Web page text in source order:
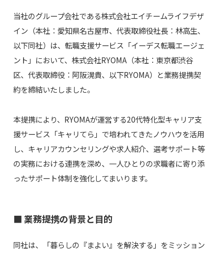
当社のグループ会社である株式会社エイチームライフデザ
イン（本社：愛知県名古屋市、代表取締役社長：林高生、
以下同社）は、転職支援サービス「イーデス転職エージェ
ント」において、株式会社RYOMA（本社：東京都渋谷
区、代表取締役：阿阪滉貴、以下RYOMA）と業務提携契
約を締結いたしました。
本提携により、RYOMAが運営する20代特化型キャリア支
援サービス「キャリてら」で培われてきたノウハウを活用
し、キャリアカウンセリングや求人紹介、選考サポート等
の実務における連携を深め、一人ひとりの求職者に寄り添
ったサポート体制を強化してまいります。
■ 業務提携の背景と目的
同社は、「暮らしの『まよい』を解決する」をミッション